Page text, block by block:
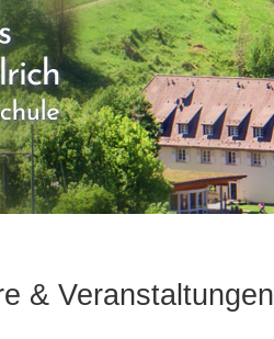
& Veranstaltungen